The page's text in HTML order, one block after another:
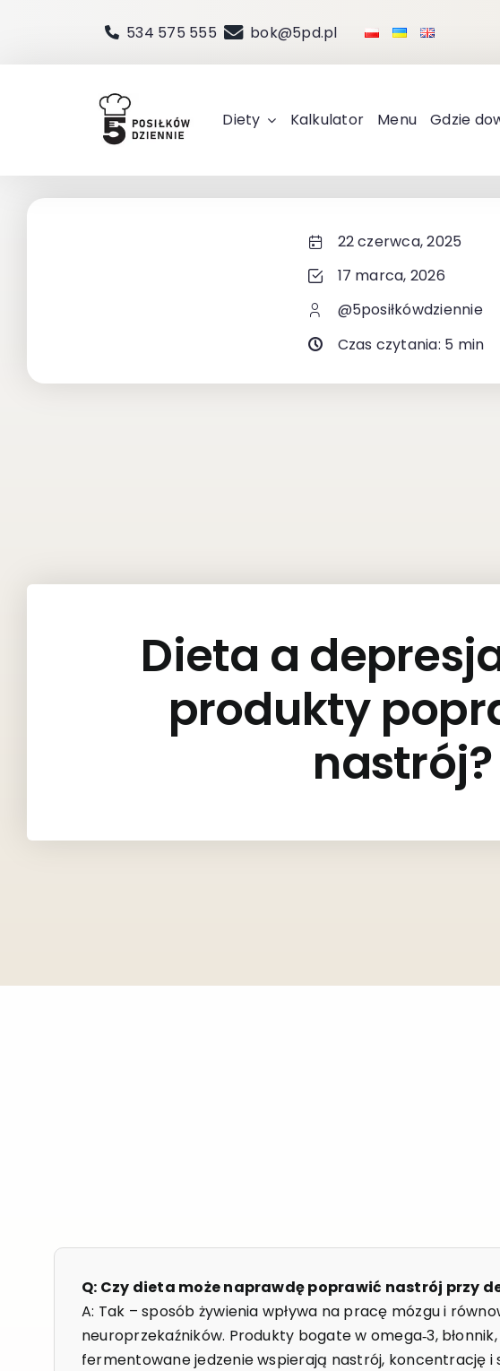
zawartości
534 575 555 bok@5pd.pl
Diety Kalkulator Menu Gdzie
22 czerwca, 2025
17 marca, 2026
@5posiłkówdziennie
Czas czytania: 5 min
Dieta a
produkty
nastrój?
Q: Czy dieta może naprawdę poprawić nastrój przy
A: Tak – sposób żywienia wpływa na pracę mózgu i
neuroprzekaźników. Produkty bogate w omega‑3,
fermentowane jedzenie wspierają nastrój, koncentrację i